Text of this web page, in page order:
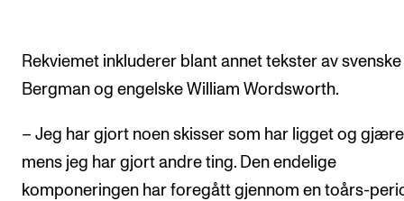
Rekviemet inkluderer blant annet tekster av
Bergman og engelske William Wordsworth.
– Jeg har gjort noen skisser som har ligget og
mens jeg har gjort andre ting. Den endelige
komponeringen har foregått gjennom en toårs-